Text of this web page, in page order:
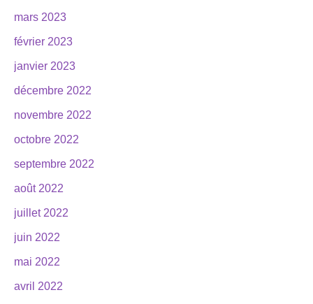
mars 2023
février 2023
janvier 2023
décembre 2022
novembre 2022
octobre 2022
septembre 2022
août 2022
juillet 2022
juin 2022
mai 2022
avril 2022